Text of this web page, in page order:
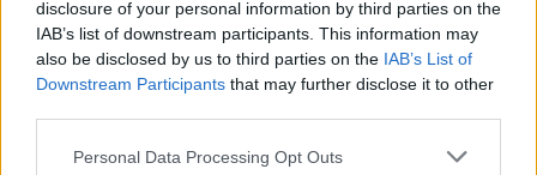
disclosure of your personal information by third parties on the
IAB’s list of downstream participants. This information may
also be disclosed by us to third parties on the IAB’s List of
Downstream Participants that may further disclose it to other
Please note that this website/app uses one or more Google
Personal Data Processing Opt Outs
Όλες οι λεπτομέρειες